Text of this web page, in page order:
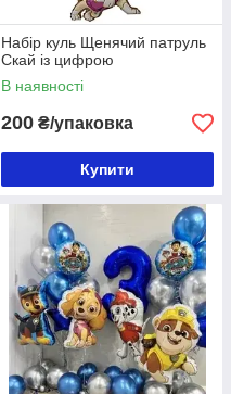
Набір куль Щенячий патруль
Скай із цифрою
В наявності
200 ₴/упаковка
Купити